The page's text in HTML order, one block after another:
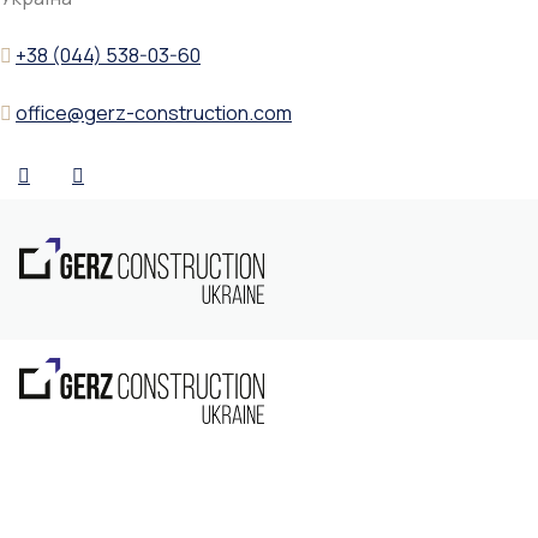
+38 (044) 538-03-60
office@gerz-construction.com